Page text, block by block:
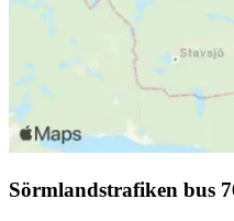
Sörmlandstrafiken bus